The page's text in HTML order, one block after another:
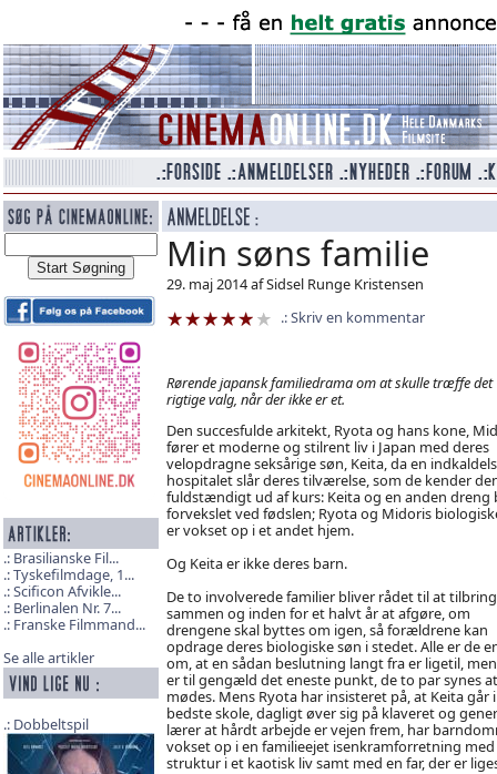
Brasilianske Fil...
Tyskefilmdage, 1...
Scificon Afvikle...
Berlinalen Nr. 7...
Franske Filmmand...
Se alle artikler
Dobbeltspil
Min søns familie
29. maj 2014 af Sidsel Runge Kristensen
Skriv en kommentar
Rørende japansk familiedrama om at skulle træffe det
rigtige valg, når der ikke er et.
Den succesfulde arkitekt, Ryota og hans kone,
fører et moderne og stilrent liv i Japan med deres
velopdragne seksårige søn, Keita, da en
hospitalet slår deres tilværelse, som de kender
fuldstændigt ud af kurs: Keita og en anden dreng
forvekslet ved fødslen; Ryota og Midoris
er vokset op i et andet hjem.
Og Keita er ikke deres barn.
De to involverede familier bliver rådet til at
sammen og inden for et halvt år at afgøre, om
drengene skal byttes om igen, så forældrene kan
opdrage deres biologiske søn i stedet. Alle er de
om, at en sådan beslutning langt fra er ligetil,
er til gengæld det eneste punkt, de to par synes at
mødes. Mens Ryota har insisteret på, at Keita går
bedste skole, dagligt øver sig på klaveret og
lærer at hårdt arbejde er vejen frem, har
vokset op i en familieejet isenkramforretning
struktur i et kaotisk liv samt med en far, der er